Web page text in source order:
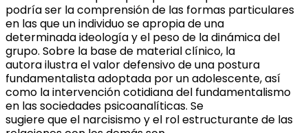
podría ser la comprensión de las formas particulares
en las que un individuo se apropia de una
determinada ideología y el peso de la dinámica del
grupo. Sobre la base de material clínico, la
autora ilustra el valor defensivo de una postura
fundamentalista adoptada por un adolescente, así
como la intervención cotidiana del fundamentalismo
en las sociedades psicoanalíticas. Se
sugiere que el narcisismo y el rol estructurante de las